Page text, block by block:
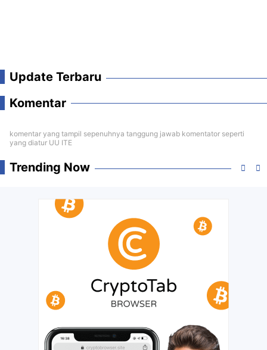
Update Terbaru
Komentar
komentar yang tampil sepenuhnya tanggung jawab komentator seperti
yang diatur UU ITE
Trending Now